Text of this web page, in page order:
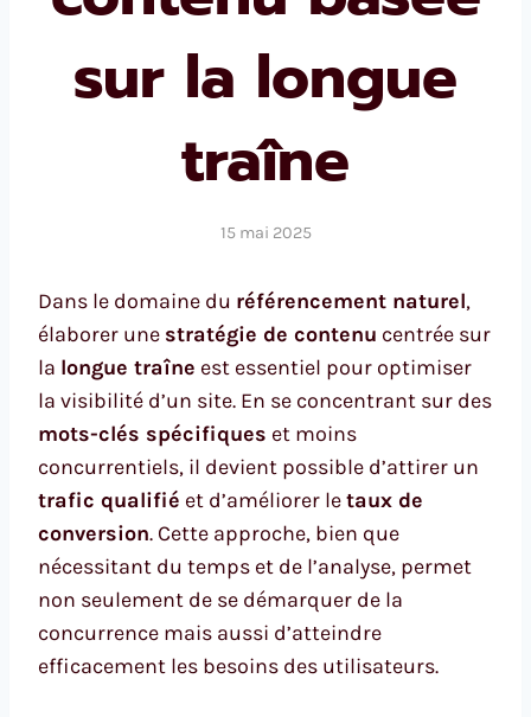
sur la longue
traîne
15 mai 2025
Dans le domaine du référencement naturel,
élaborer une stratégie de contenu centrée sur
la longue traîne est essentiel pour optimiser
la visibilité d’un site. En se concentrant sur des
mots-clés spécifiques et moins
concurrentiels, il devient possible d’attirer un
trafic qualifié et d’améliorer letaux de
conversion. Cette approche, bien que
nécessitant du temps et de l’analyse, permet
non seulement de se démarquer de la
concurrence mais aussi d’atteindre
efficacement les besoins des utilisateurs.